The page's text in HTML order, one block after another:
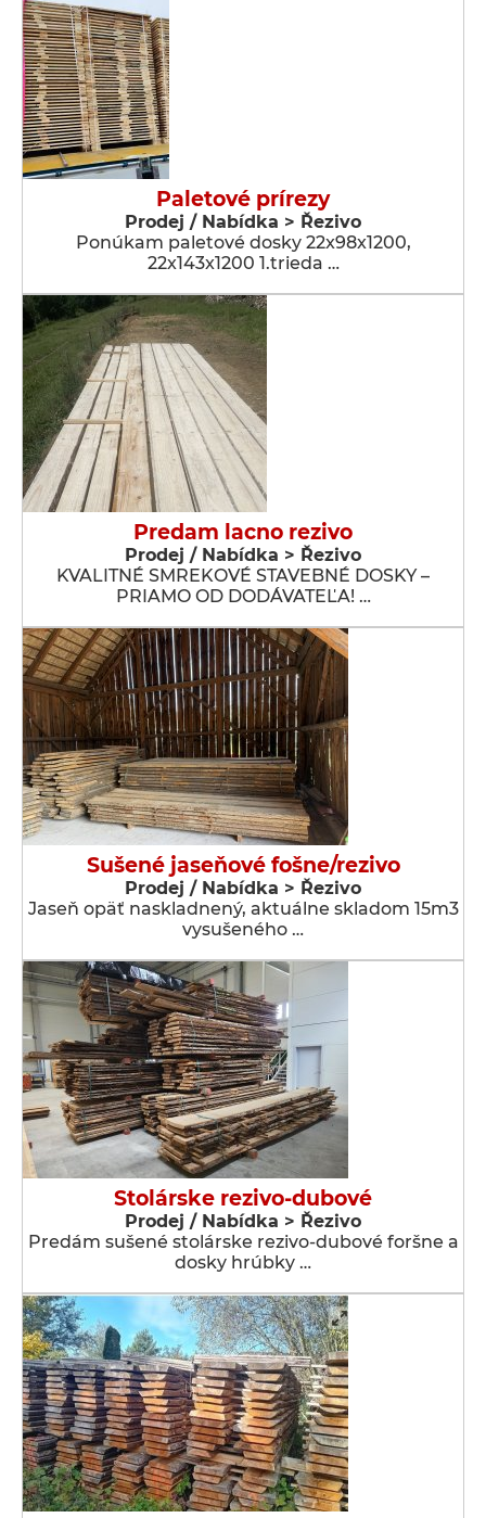
Paletové prírezy
Prodej / Nabídka > Řezivo
Ponúkam paletové dosky 22x98x1200,
22x143x1200 1.trieda …
Predam lacno rezivo
Prodej / Nabídka > Řezivo
KVALITNÉ SMREKOVÉ STAVEBNÉ DOSKY –
PRIAMO OD DODÁVATEĽA! …
Sušené jaseňové fošne/rezivo
Prodej / Nabídka > Řezivo
Jaseň opäť naskladnený, aktuálne skladom 15m3
vysušeného …
Stolárske rezivo-dubové
Prodej / Nabídka > Řezivo
Predám sušené stolárske rezivo-dubové foršne a
dosky hrúbky …